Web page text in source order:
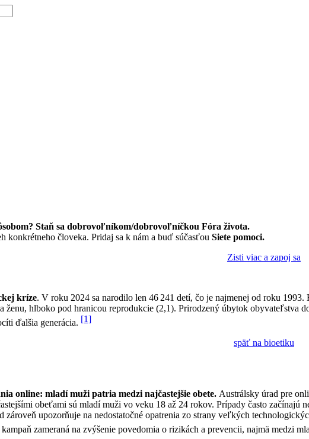
Staň sa dobrovoľníkom/dobrovoľníčkou Fóra života.
konkrétneho človeka. Pridaj sa k nám a buď súčasťou Siete pomoci.
Zisti viac a zapoj sa
kríze. V roku 2024 sa narodilo len 46 241 detí, čo je najmenej od roku
hlboko pod hranicou reprodukcie (2,1). Prirodzený úbytok obyvateľstva
ďalšia generácia. [1]
späť na bioetiku
online: mladí muži patria medzi najčastejšie obete. Austrálsky úrad pre
obeťami sú mladí muži vo veku 18 až 24 rokov. Prípady často
zároveň upozorňuje na nedostatočné opatrenia zo strany veľkých
zameraná na zvýšenie povedomia o rizikách a prevencii, najmä medzi